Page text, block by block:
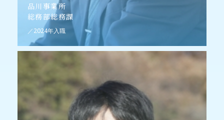
品川事業所
総務部総務課
／2024年入職